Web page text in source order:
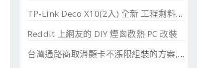
TP-Link Deco X10(2入) 全新 工程剩料 可店到店 免運費
Reddit 上網友的 DIY 煙囪散熱 PC 改裝
台灣通路商取消顯卡不漲限組裝的方案, 直漲 20~45%